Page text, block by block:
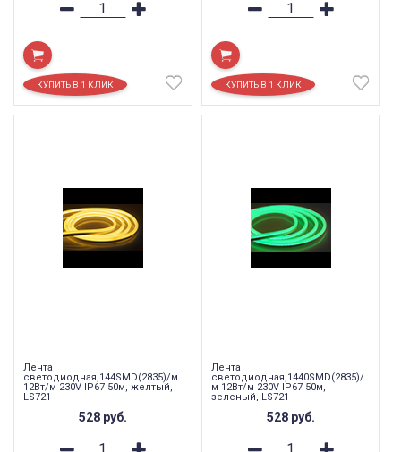
Лента
светодиодная,144SMD(2835)/м
12Вт/м 230V IP67 50м, желтый,
LS721
528 руб.
Лента
светодиодная,1440SMD(2835)/
м 12Вт/м 230V IP67 50м,
зеленый, LS721
528 руб.